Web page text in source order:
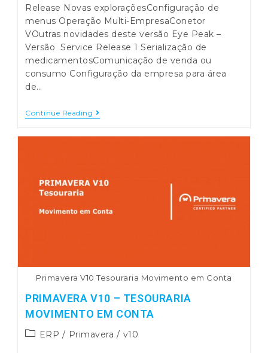
Release Novas exploraçõesConfiguração de
menus Operação Multi-EmpresaConetor
VOutras novidades deste versão Eye Peak –
Versão Service Release 1 Serialização de
medicamentosComunicação de venda ou
consumo Configuração da empresa para área
de…
Continue Reading PRIMAVERA
WMS
VERSÃO
10
Primavera V10 Tesouraria Movimento em Conta
PRIMAVERA V10 – TESOURARIA
MOVIMENTO EM CONTA
PostERP / Primavera / v10